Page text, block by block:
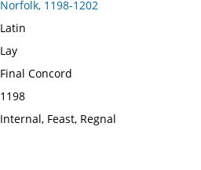
Norfolk, 1198-1202
Latin
Lay
Final Concord
1198
Internal, Feast, Regnal